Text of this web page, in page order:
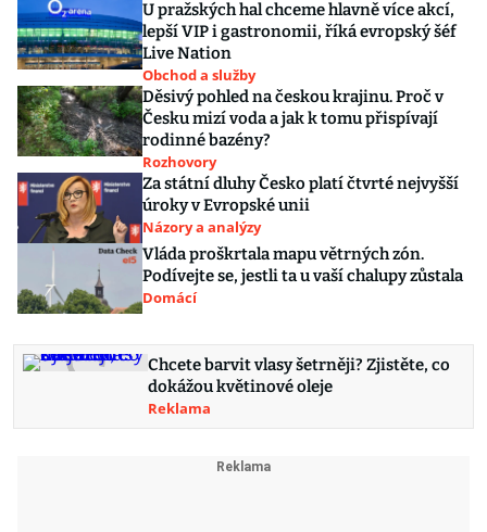
U pražských hal chceme hlavně více akcí,
lepší VIP i gastronomii, říká evropský šéf
Live Nation
Obchod a služby
Děsivý pohled na českou krajinu. Proč v
Česku mizí voda a jak k tomu přispívají
rodinné bazény?
Rozhovory
Za státní dluhy Česko platí čtvrté nejvyšší
úroky v Evropské unii
Názory a analýzy
Vláda proškrtala mapu větrných zón.
Podívejte se, jestli ta u vaší chalupy zůstala
Domácí
Chcete barvit vlasy šetrněji? Zjistěte, co
dokážou květinové oleje
Reklama